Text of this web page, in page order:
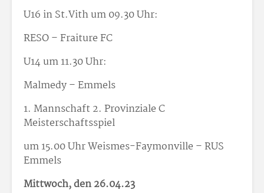
U16 in St.Vith um 09.30 Uhr:
RESO – Fraiture FC
U14 um 11.30 Uhr:
Malmedy – Emmels
1. Mannschaft 2. Provinziale C
Meisterschaftsspiel
um 15.00 Uhr Weismes-Faymonville – RUS
Emmels
Mittwoch, den 26.04.23